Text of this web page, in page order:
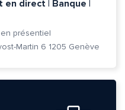
en direct | Banque |
en présentiel
Martin 6 1205 Genève